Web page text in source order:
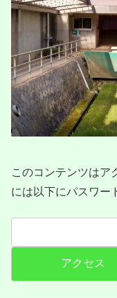
このコンテンツはア
には以下にパスワー